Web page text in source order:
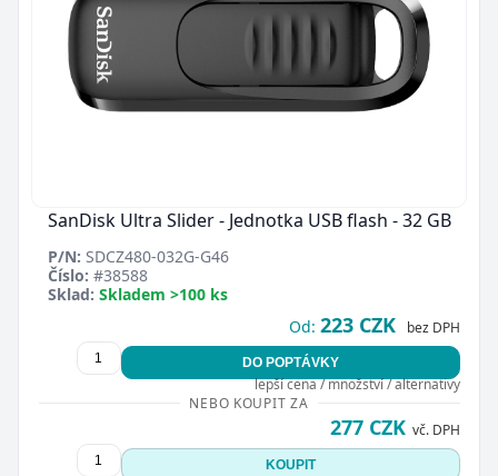
SanDisk Ultra Slider - Jednotka USB flash - 32 GB
P/N: SDCZ480-032G-G46
Číslo: #38588
Sklad: Skladem >100 ks
Od: 223 CZK bez DPH
DO POPTÁVKY
lepší cena / množství / alternativy
NEBO KOUPIT ZA
277 CZK vč. DPH
KOUPIT